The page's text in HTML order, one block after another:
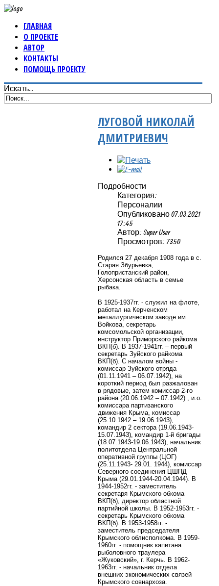
ГЛАВНАЯ
О ПРОЕКТЕ
АВТОР
КОНТАКТЫ
ПОМОЩЬ ПРОЕКТУ
Искать...
ЛУГОВОЙ НИКОЛАЙ
ДМИТРИЕВИЧ
Подробности
Категория:
Персоналии
Опубликовано 07.03.2021
17:45
Автор: Super User
Просмотров: 7350
Родился 27 декабря 1908 года в с.
Старая Збурьевка,
Голопристанский район,
Херсонская область в семье
рыбака.
В 1925-1937гг. - служил на флоте,
работал на Керченском
металлургическом заводе им.
Войкова, секретарь
комсомольской организации,
инструктор Приморского райкома
ВКП(б). В 1937-1941гг. – первый
секретарь Зуйского райкома
ВКП(б). С началом войны -
комиссар Зуйского отряда
(01.11.1941 – 06.07.1942), на
короткий период был разжалован
в рядовые, затем комиссар 2-го
района (20.06.1942 – 07.1942) , и.о.
комиссара партизанского
движения Крыма, комиссар
(25.10.1942 – 19.06.1943),
командир 2 сектора (19.06.1943-
15.07.1943), командир 1-й бригады
(18.07.1943-19.06.1943), начальник
политотдела Центральной
оперативной группы (ЦОГ)
(25.11.1943- 29.01. 1944), комиссар
Северного соединения ЦШПД
Крыма (29.01.1944-20.04.1944). В
1944-1952гг. - заместитель
секретаря Крымского обкома
ВКП(б), директор областной
партийной школы. В 1952-1953гг. -
секретарь Крымского обкома
ВКП(б). В 1953-1958гг. -
заместитель председателя
Крымского облисполкома. В 1959-
1960гг. - помощник капитана
рыболовного траулера
«Жуковский», г. Керчь. В 1962-
1963гг. - начальник отдела
внешних экономических связей
Крымского совнархоза.